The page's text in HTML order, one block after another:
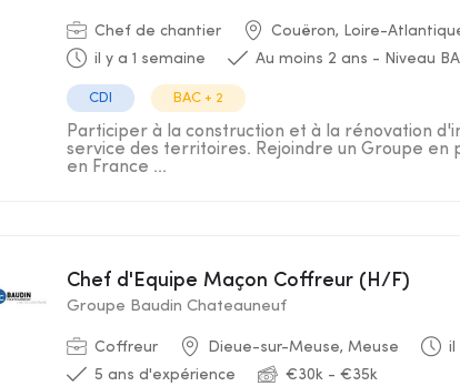
Chef de chantier
Couëron, Loire-
il y a 1 semaine
Au moins 2 ans - Niveau
CDI BAC + 2
Participer à la construction et à la rénovation
service des territoires. Rejoindre un Groupe en
en France ...
Chef d'Equipe Maçon Coffreur (H/F)
Groupe Baudin Chateauneuf
Coffreur Dieue-sur-Meuse, Meuse
il
5 ans d'expérience
€30k - €35k